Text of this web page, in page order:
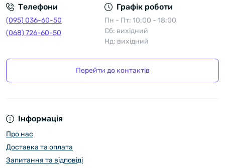
Телефони
(095) 036-60-50
(068) 726-60-50
Графік роботи
Пн - Пт: 10:00 - 18:00
Сб: вихідний
Нд: вихідний
Перейти до контактів
Інформація
Про нас
Доставка та оплата
Запитання та відповіді